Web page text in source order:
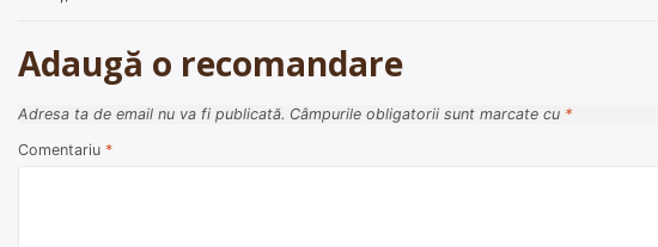
articole
Adaugă o recomandare
Adresa ta de email nu va fi publicată. Câmpurile obligatorii sunt marcate cu *
Comentariu *